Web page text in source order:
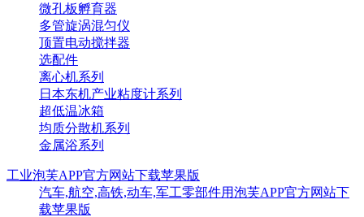
微孔板孵育器
多管旋涡混匀仪
顶置电动搅拌器
选配件
离心机系列
日本东机产业粘度计系列
超低温冰箱
均质分散机系列
金属浴系列
工业泡芙APP官方网站下载苹果版
汽车,航空,高铁,动车,军工零部件用泡芙APP官方网站下
载苹果版